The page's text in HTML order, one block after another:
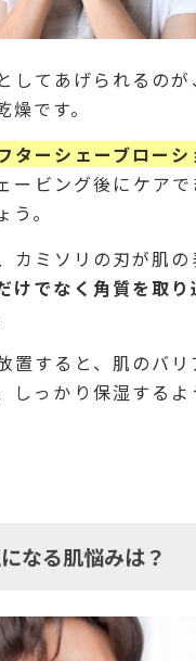
してあげられるの
です。
フターシェーブロー
ービング後にケア
。
カミソリの刃が肌の
けでなく角質を取り
置すると、肌のバリ
しっかり保湿するよ
なる肌悩みは？